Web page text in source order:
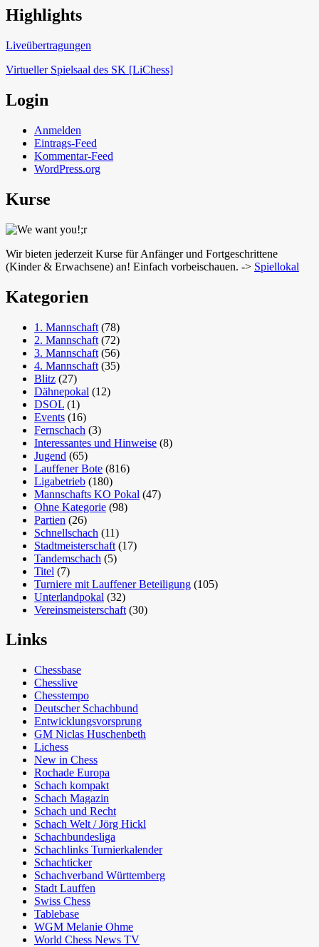
Schach in Lauffen
Highlights
Liveübertragungen
Virtueller Spielsaal des SK [LiChess]
Login
Anmelden
Eintrags-Feed
Kommentar-Feed
WordPress.org
Kurse
Wir bieten jederzeit Kurse für Anfänger und Fortgeschrittene
(Kinder & Erwachsene) an! Einfach vorbeischauen. -> Spiellokal
Kategorien
1. Mannschaft (78)
2. Mannschaft (72)
3. Mannschaft (56)
4. Mannschaft (35)
Blitz (27)
Dähnepokal (12)
DSOL (1)
Events (16)
Fernschach (3)
Interessantes und Hinweise (8)
Jugend (65)
Lauffener Bote (816)
Ligabetrieb (180)
Mannschafts KO Pokal (47)
Ohne Kategorie (98)
Partien (26)
Schnellschach (11)
Stadtmeisterschaft (17)
Tandemschach (5)
Titel (7)
Turniere mit Lauffener Beteiligung (105)
Unterlandpokal (32)
Vereinsmeisterschaft (30)
Links
Chessbase
Chesslive
Chesstempo
Deutscher Schachbund
Entwicklungsvorsprung
GM Niclas Huschenbeth
Lichess
New in Chess
Rochade Europa
Schach kompakt
Schach Magazin
Schach und Recht
Schach Welt / Jörg Hickl
Schachbundesliga
Schachlinks Turnierkalender
Schachticker
Schachverband Württemberg
Stadt Lauffen
Swiss Chess
Tablebase
WGM Melanie Ohme
World Chess News TV